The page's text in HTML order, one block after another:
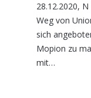
28.12.2020, N
Weg von
sich
Mopion zu
mit…